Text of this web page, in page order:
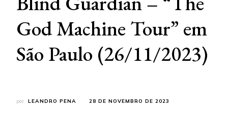
God Machine Tour” em
São Paulo (26/11/2023)
por LEANDRO PENA 28 DE NOVEMBRO DE 2023